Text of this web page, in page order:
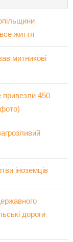
життя
митникові
привезли 450
іноземців
дороги